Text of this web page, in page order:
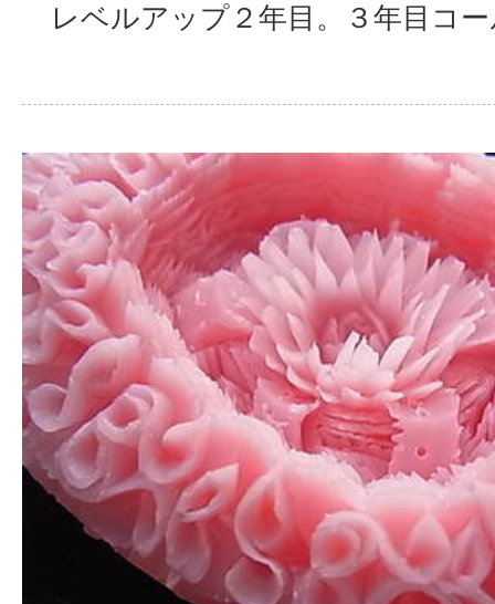
レベルアップ２年目。３年目コ